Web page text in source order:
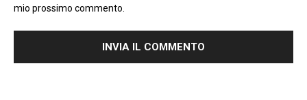
mio prossimo commento.